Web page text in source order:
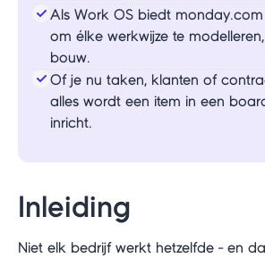
Als Work OS biedt
om élke werkwijze te
bouw.
Of je nu taken, klanten of
alles wordt een item in een
inricht.
Inleiding
Niet elk bedrijf werkt hetzelfde - en